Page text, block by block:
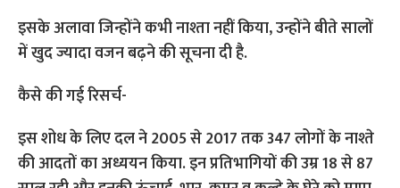
इसके अलावा जिन्होंने कभी नाश्ता नहीं किया, उन्होंने बीते सालों
में खुद ज्यादा वजन बढ़ने की सूचना दी है.
कैसे की गई रिसर्च-
इस शोध के लिए दल ने 2005 से 2017 तक 347 लोगों के नाश्ते
की आदतों का अध्ययन किया. इन प्रतिभागियों की उम्र 18 से 87